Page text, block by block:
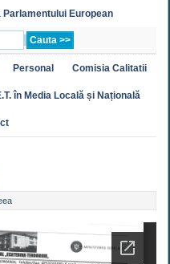
Parlamentului European
Personal Comisia Calitatii
în Media Locală și Națională